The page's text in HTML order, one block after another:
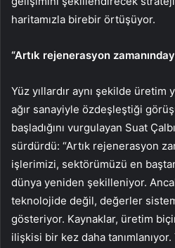
haritamızla birebir örtüşüyor.
“Artık rejenerasyon
Yüz yıllardır aynı şekilde
ağır sanayiyle özdeşleştiği
başladığını vurgulayan Suat
sürdürdü: “Artık rejenerasyon
işlerimizi, sektörümüzü en
dünya yeniden şekilleniyor.
teknolojide değil, değerler
gösteriyor. Kaynaklar, üretim
ilişkisi bir kez daha